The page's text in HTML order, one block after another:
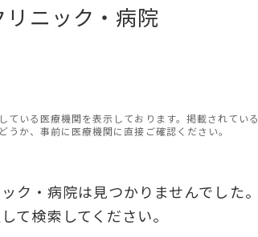
リニック・病院
いる医療機関を表示しております。掲載されてい
か、事前に医療機関に直接ご確認ください。
ク・病院は見つかりませんでした。
て検索してください。